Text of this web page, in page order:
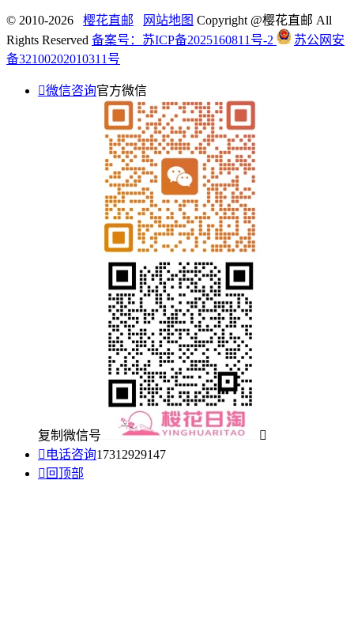
© 2010-2026 樱花直邮 网站地图 Copyright @樱花直邮 All
Rights Reserved 备案号：苏ICP备2025160811号-2
苏公网安
备32100202010311号
微信咨询官方微信
复制微信号

 电话咨询17312929147
 回顶部